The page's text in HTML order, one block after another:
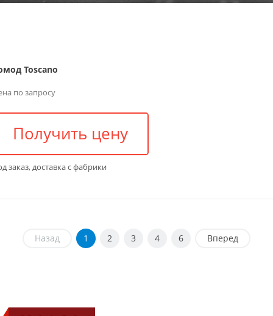
Toscano
по запросу
Получить цену
заказ, доставка с фабрики
Назад 1 2 3 4 6 Вперед